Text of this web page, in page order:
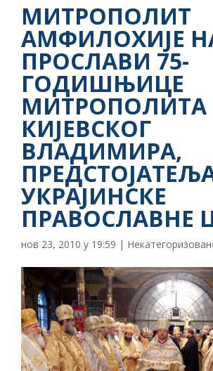
МИТРОПОЛИТ
АМФИЛОХИЈЕ
ПРОСЛАВИ 75-
ГОДИШЊИЦЕ
МИТРОПОЛИТА
КИЈЕВСКОГ
ВЛАДИМИРА,
УКРАЈИНСКЕ
ПРАВОСЛАВНЕ
нов 23, 2010 у 19:59 |